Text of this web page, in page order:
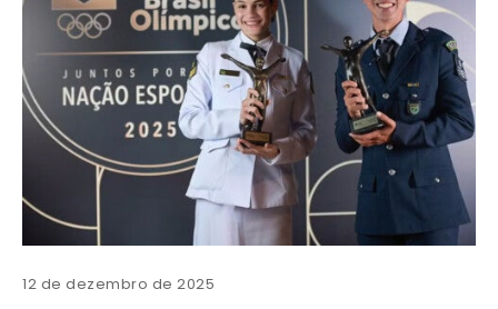
12 de dezembro de 2025